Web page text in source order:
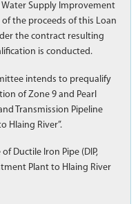
Supply Improvement
the proceeds of this Loan
the contract resulting
is conducted.
intends to prequalify
of Zone 9 and Pearl
Transmission Pipeline
Hlaing River”.
Ductile Iron Pipe (DIP,
Plant to Hlaing River